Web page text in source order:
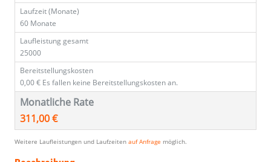
Laufzeit (Monate)
60 Monate
Laufleistung gesamt
25000
Bereitstellungskosten
0,00 € Es fallen keine Bereitstellungskosten an.
Monatliche Rate
311,00 €
Weitere Laufleistungen und Laufzeiten auf Anfrage möglich.